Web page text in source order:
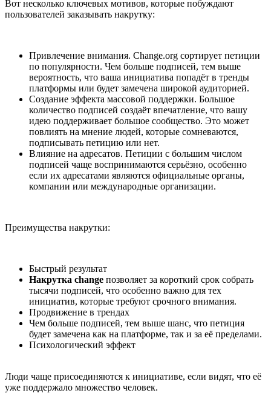
Вот несколько ключевых мотивов, которые побуждают
пользователей заказывать накрутку:
Привлечение внимания. Change.org сортирует петиции
по популярности. Чем больше подписей, тем выше
вероятность, что ваша инициатива попадёт в тренды
платформы или будет замечена широкой аудиторией.
Создание эффекта массовой поддержки. Большое
количество подписей создаёт впечатление, что вашу
идею поддерживает большое сообщество. Это может
повлиять на мнение людей, которые сомневаются,
подписывать петицию или нет.
Влияние на адресатов. Петиции с большим числом
подписей чаще воспринимаются серьёзно, особенно
если их адресатами являются официальные органы,
компании или международные организации.
Преимущества накрутки:
Быстрый результат
Накрутка change позволяет за короткий срок собрать
тысячи подписей, что особенно важно для тех
инициатив, которые требуют срочного внимания.
Продвижение в трендах
Чем больше подписей, тем выше шанс, что петиция
будет замечена как на платформе, так и за её пределами.
Психологический эффект
Люди чаще присоединяются к инициативе, если видят, что её
уже поддержало множество человек.